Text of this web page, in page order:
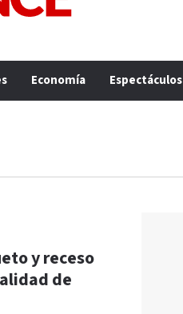
Economía Espectáculos
y receso
de